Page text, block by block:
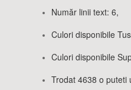
Număr linii text: 6,
Culori disponibile
Culori disponibile
Trodat 4638 o puteti